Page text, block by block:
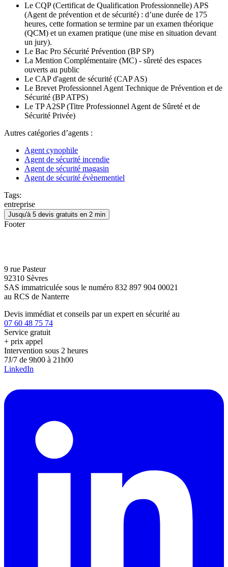
Le CQP (Certificat de Qualification Professionnelle) APS
(Agent de prévention et de sécurité) : d’une durée de 175
heures, cette formation se termine par un examen théorique
(QCM) et un examen pratique (une mise en situation devant
un jury).
Le Bac Pro Sécurité Prévention (BP SP)
La Mention Complémentaire (MC) - sûreté des espaces
ouverts au public
Le CAP d'agent de sécurité (CAP AS)
Le Brevet Professionnel Agent Technique de Prévention et de
Sécurité (BP ATPS)
Le TP A2SP (Titre Professionnel Agent de Sûreté et de
Sécurité Privée)
Autres catégories d’agents :
Agent cynophile
Agent de sécurité incendie
Agent de sécurité magasin
Agent de sécurité évènementiel
Tags:
entreprise
Jusqu'à 5 devis gratuits en 2 min
Footer
9 rue Pasteur
92310 Sèvres
SAS immatriculée sous le numéro 832 897 904 00021
au RCS de Nanterre
Devis immédiat et conseils par un expert en sécurité au
07 60 48 75 74
Service gratuit
+ prix appel
Intervention sous 2 heures
7J/7 de 9h00 à 21h00
LinkedIn